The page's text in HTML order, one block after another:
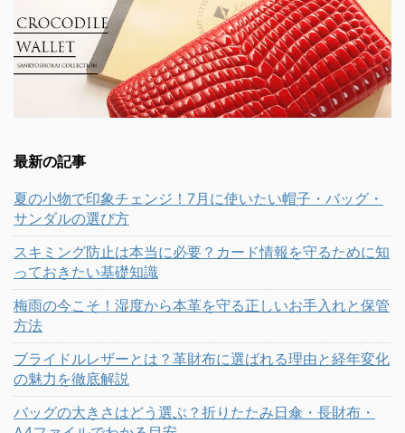
最新の記事
夏の小物で印象チェンジ！7月に使いたい帽子・バッグ・
サンダルの選び方
スキミング防止は本当に必要？カード情報を守るために知
っておきたい基礎知識
梅雨の今こそ！湿度から本革を守る正しいお手入れと保管
方法
ブライドルレザーとは？革財布に選ばれる理由と経年変化
の魅力を徹底解説
バッグの大きさはどう選ぶ？折りたたみ日傘・長財布・